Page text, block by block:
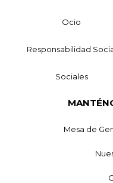
Ocio
Responsabilidad
Sociales
Mesa de